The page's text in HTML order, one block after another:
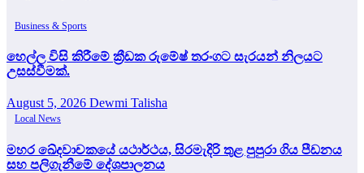
Business & Sports
හෙල්ල විසි කිරීමේ ක්‍රීඩක රුමේෂ් තරංගට සැරයන් නිලයට
උසස්වීමක්.
August 5, 2026 Dewmi Talisha
Local News
මහර ඛේදවාචකයේ යථාර්ථය, සිරමැදිරි තුළ පුපුරා ගිය පීඩනය
සහ පලිගැනීමේ දේශපාලනය